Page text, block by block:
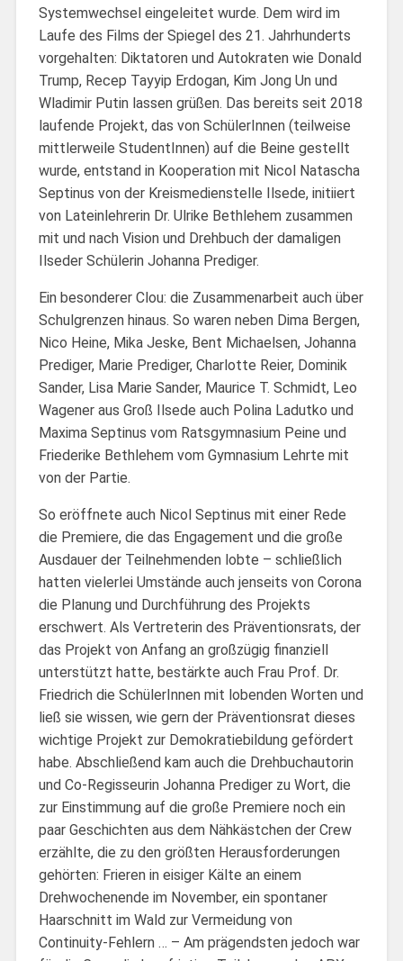
Systemwechsel eingeleitet wurde. Dem wird im
Laufe des Films der Spiegel des 21. Jahrhunderts
vorgehalten: Diktatoren und Autokraten wie Donald
Trump, Recep Tayyip Erdogan, Kim Jong Un und
Wladimir Putin lassen grüßen. Das bereits seit 2018
laufende Projekt, das von SchülerInnen (teilweise
mittlerweile StudentInnen) auf die Beine gestellt
wurde, entstand in Kooperation mit Nicol Natascha
Septinus von der Kreismedienstelle Ilsede, initiiert
von Lateinlehrerin Dr. Ulrike Bethlehem zusammen
mit und nach Vision und Drehbuch der damaligen
Ilseder Schülerin Johanna Prediger.
Ein besonderer Clou: die Zusammenarbeit auch über
Schulgrenzen hinaus. So waren neben Dima Bergen,
Nico Heine, Mika Jeske, Bent Michaelsen, Johanna
Prediger, Marie Prediger, Charlotte Reier, Dominik
Sander, Lisa Marie Sander, Maurice T. Schmidt, Leo
Wagener aus Groß Ilsede auch Polina Ladutko und
Maxima Septinus vom Ratsgymnasium Peine und
Friederike Bethlehem vom Gymnasium Lehrte mit
von der Partie.
So eröffnete auch Nicol Septinus mit einer Rede
die Premiere, die das Engagement und die große
Ausdauer der Teilnehmenden lobte – schließlich
hatten vielerlei Umstände auch jenseits von Corona
die Planung und Durchführung des Projekts
erschwert. Als Vertreterin des Präventionsrats, der
das Projekt von Anfang an großzügig finanziell
unterstützt hatte, bestärkte auch Frau Prof. Dr.
Friedrich die SchülerInnen mit lobenden Worten und
ließ sie wissen, wie gern der Präventionsrat dieses
wichtige Projekt zur Demokratiebildung gefördert
habe. Abschließend kam auch die Drehbuchautorin
und Co-Regisseurin Johanna Prediger zu Wort, die
zur Einstimmung auf die große Premiere noch ein
paar Geschichten aus dem Nähkästchen der Crew
erzählte, die zu den größten Herausforderungen
gehörten: Frieren in eisiger Kälte an einem
Drehwochenende im November, ein spontaner
Haarschnitt im Wald zur Vermeidung von
Continuity-Fehlern … – Am prägendsten jedoch war